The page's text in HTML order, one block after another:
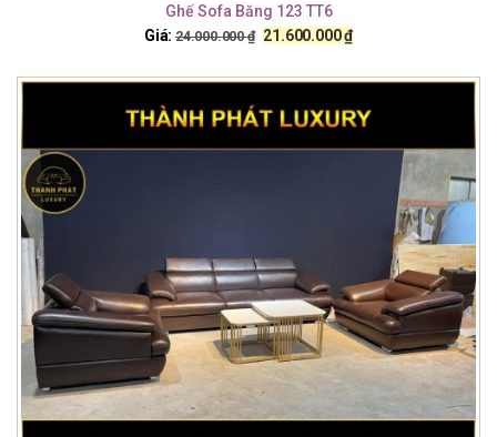
Ghế Sofa Băng 123 TT6
Giá: 24.000.000₫ 21.600.000₫